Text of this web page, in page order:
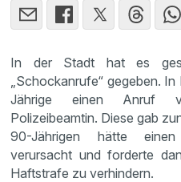
In der Stadt hat es
„Schockanrufe“ gegeben.
Jährige einen Anruf
Polizeibeamtin. Diese gab
90-Jährigen hätte einen
verursacht und forderte
Haftstrafe zu verhindern.